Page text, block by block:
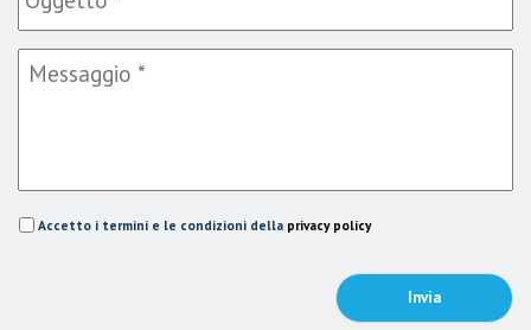
Accetto i termini e le condizioni della privacy policy